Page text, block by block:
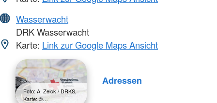
Wasserwacht
DRK Wasserwacht
Karte: Link zur Google Maps Ansicht
Foto: A. Zelck / DRKS,
Karte: ©…
Adressen